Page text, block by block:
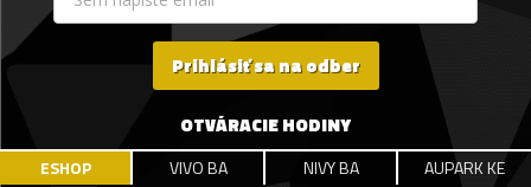
Prihlásiť sa na odber
OTVÁRACIE HODINY
ESHOP VIVO BA NIVY BA AUPARK KE